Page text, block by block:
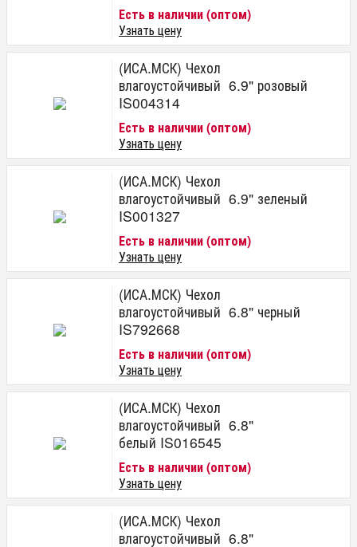
Есть в наличии (оптом)
Узнать цену
(ИСА.МСК) Чехол
влагоустойчивый 6.9" розовый
IS004314
Есть в наличии (оптом)
Узнать цену
(ИСА.МСК) Чехол
влагоустойчивый 6.9" зеленый
IS001327
Есть в наличии (оптом)
Узнать цену
(ИСА.МСК) Чехол
влагоустойчивый 6.8" черный
IS792668
Есть в наличии (оптом)
Узнать цену
(ИСА.МСК) Чехол
влагоустойчивый 6.8"
белый IS016545
Есть в наличии (оптом)
Узнать цену
(ИСА.МСК) Чехол
влагоустойчивый 6.8"